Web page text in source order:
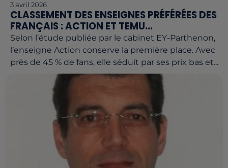
3 avril 2026
CLASSEMENT DES ENSEIGNES PRÉFÉRÉES DES
FRANÇAIS : ACTION ET TEMU...
Selon l’étude publiée par le cabinet EY-Parthenon,
l’enseigne Action conserve la première place. Avec
près de 45 % de fans, elle séduit par ses prix bas et...